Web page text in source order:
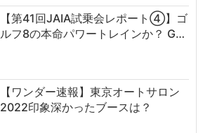
【第41回JAIA試乗会レポート④】ゴ
ルフ8の本命パワートレインか？ G…
【ワンダー速報】東京オートサロン
2022印象深かったブースは？